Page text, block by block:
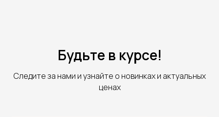
Будьте в курсе!
Следите за нами и узнайте о новинках и актуальных
ценах